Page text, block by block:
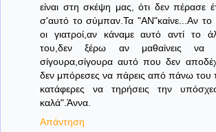
είναι στη σκέψη μας, ότι δεν πέρασε
σ'αυτό το σύμπαν.Τα "ΑΝ"καίνε...Αν το
οι γιατροί,αν κάναμε αυτό αντί το
του,δεν ξέρω αν μαθαίνεις να
σίγουρα,σίγουρα αυτό που δεν
δεν μπόρεσες να πάρεις από πάνω του
κατάφερες να τηρήσεις την
καλά".Άννα.
Απάντηση